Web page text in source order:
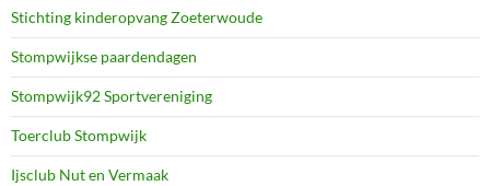
Stichting kinderopvang Zoeterwoude
Stompwijkse paardendagen
Stompwijk92 Sportvereniging
Toerclub Stompwijk
Ijsclub Nut en Vermaak